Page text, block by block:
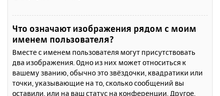
Что означают изображения рядом с моим
именем пользователя?
Вместе с именем пользователя могут присутствовать
два изображения. Одно из них может относиться к
вашему званию, обычно это звёздочки, квадратики или
точки, указывающие на то, сколько сообщений вы
оставили, или на ваш статус на конференции. Другое,